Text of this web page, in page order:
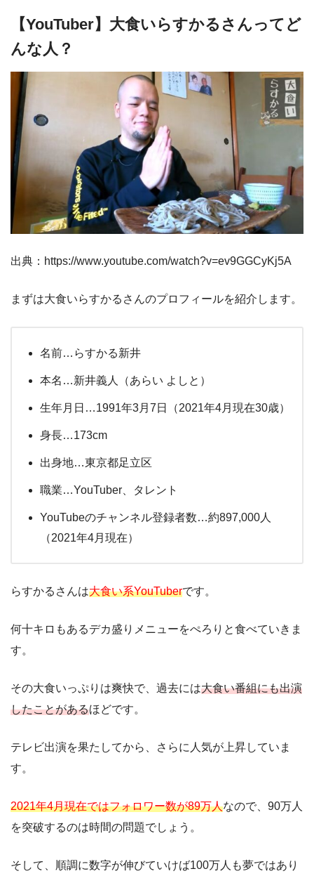
【YouTuber】大食いらすかるさんってど
んな⼈？
出典：https://www.youtube.com/watch?v=ev9GGCyKj5A
まずは大食いらすかるさんのプロフィールを紹介します。
名前…らすかる新井
本名…新井義人（あらい よしと）
生年月日…1991年3月7日（2021年4月現在30歳）
身長…173cm
出身地…東京都足立区
職業…YouTuber、タレント
YouTubeのチャンネル登録者数…約897,000人
（2021年4月現在）
らすかるさんは大食い系YouTuberです。
何十キロもあるデカ盛りメニューをぺろりと食べていきま
す。
その大食いっぷりは爽快で、過去には大食い番組にも出演
したことがあるほどです。
テレビ出演を果たしてから、さらに人気が上昇していま
す。
2021年4月現在ではフォロワー数が89万人なので、90万人
を突破するのは時間の問題でしょう。
そして、順調に数字が伸びていけば100万人も夢ではあり